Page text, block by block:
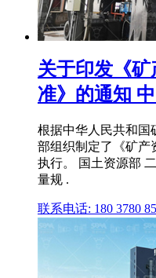
关于印发《
准》的通知
根据中华人民共和国
部组织制定了《矿产
执行。 国土资源部
量规 .
联系电话: 180 3780